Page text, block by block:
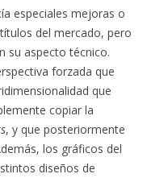
especiales mejoras o
del mercado, pero
su aspecto técnico.
forzada que
que
copiar la
, y que posteriormente
los gráficos del
diseños de